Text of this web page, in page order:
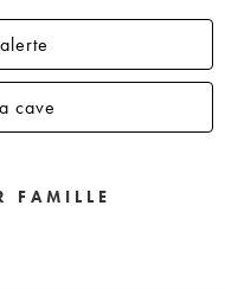
cave
FAMILLE